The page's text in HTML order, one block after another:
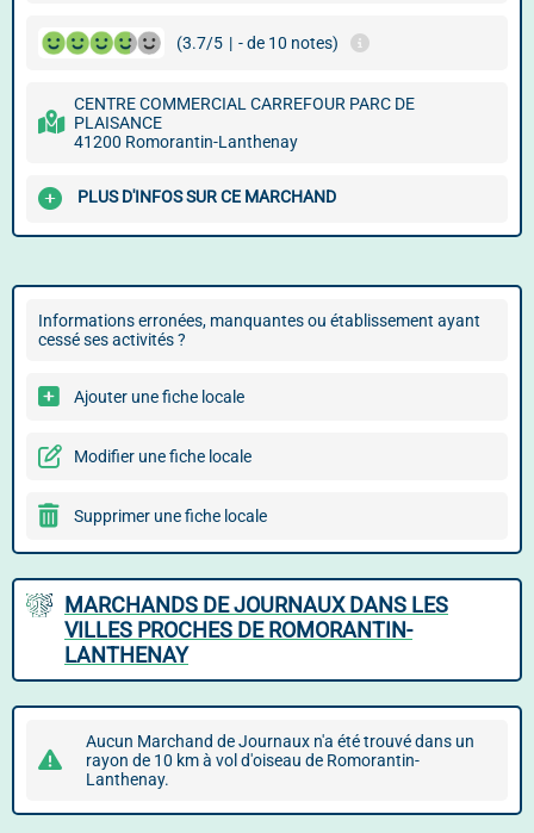
(3.7/5 | - de 10 notes)
CENTRE COMMERCIAL CARREFOUR PARC DE
PLAISANCE
41200 Romorantin-Lanthenay
PLUS D'INFOS SUR CE MARCHAND
Informations erronées, manquantes ou établissement ayant
cessé ses activités ?
Ajouter une fiche locale
Modifier une fiche locale
Supprimer une fiche locale
MARCHANDS DE JOURNAUX DANS LES
VILLES PROCHES DE ROMORANTIN-
LANTHENAY
Aucun Marchand de Journaux n'a été trouvé dans un
rayon de 10 km à vol d'oiseau de Romorantin-
Lanthenay.